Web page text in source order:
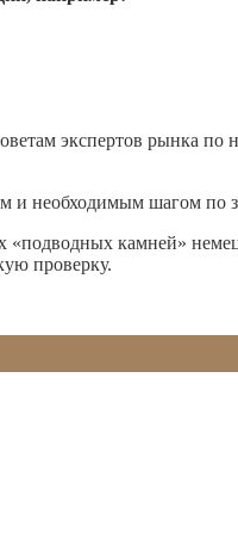
экспертов рынка
и необходимым шагом по
«подводных камней»
проверку.